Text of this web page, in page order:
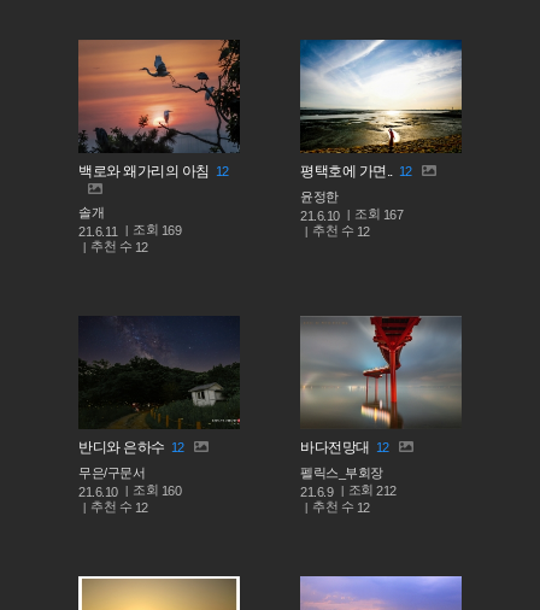
백로와 왜가리의 아침 12
솔개
21.6.11
조회 169
추천 수 12
평택호에 가면..
12
윤정한
21.6.10
조회 167
추천 수 12
반디와 은하수 12
무은/구문서
21.6.10
조회 160
추천 수 12
바다전망대 12
펠릭스_부회장
21.6.9
조회212
추천 수 12